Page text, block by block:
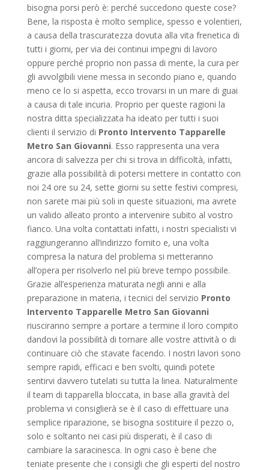
bisogna porsi però è: perché succedono queste cose?
Bene, la risposta è molto semplice, spesso e volentieri,
a causa della trascuratezza dovuta alla vita frenetica di
tutti i giorni, per via dei continui impegni di lavoro
oppure perché proprio non passa di mente, la cura per
gli avvolgibili viene messa in secondo piano e, quando
meno ce lo si aspetta, ecco trovarsi in un mare di guai
a causa di tale incuria. Proprio per queste ragioni la
nostra ditta specializzata ha ideato per tutti i suoi
clienti il servizio di Pronto Intervento Tapparelle
Metro San Giovanni. Esso rappresenta una vera
ancora di salvezza per chi si trova in difficoltà, infatti,
grazie alla possibilità di potersi mettere in contatto con
noi 24 ore su 24, sette giorni su sette festivi compresi,
non sarete mai più soli in queste situazioni, ma avrete
un valido alleato pronto a intervenire subito al vostro
fianco. Una volta contattati infatti, i nostri specialisti vi
raggiungeranno all’indirizzo fornito e, una volta
compresa la natura del problema si metteranno
all’opera per risolverlo nel più breve tempo possibile.
Grazie all’esperienza maturata negli anni e alla
preparazione in materia, i tecnici del servizio Pronto
Intervento Tapparelle Metro San Giovanni
riusciranno sempre a portare a termine il loro compito
dandovi la possibilità di tornare alle vostre attività o di
continuare ciò che stavate facendo. I nostri lavori sono
sempre rapidi, efficaci e ben svolti, quindi potete
sentirvi davvero tutelati su tutta la linea. Naturalmente
il team di tapparella bloccata, in base alla gravità del
problema vi consiglierà se è il caso di effettuare una
semplice riparazione, se bisogna sostituire il pezzo o,
solo e soltanto nei casi più disperati, è il caso di
cambiare la saracinesca. In ogni caso è bene che
teniate presente che i consigli che gli esperti del nostro